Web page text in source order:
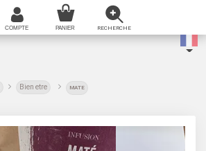
Bien etre MATE